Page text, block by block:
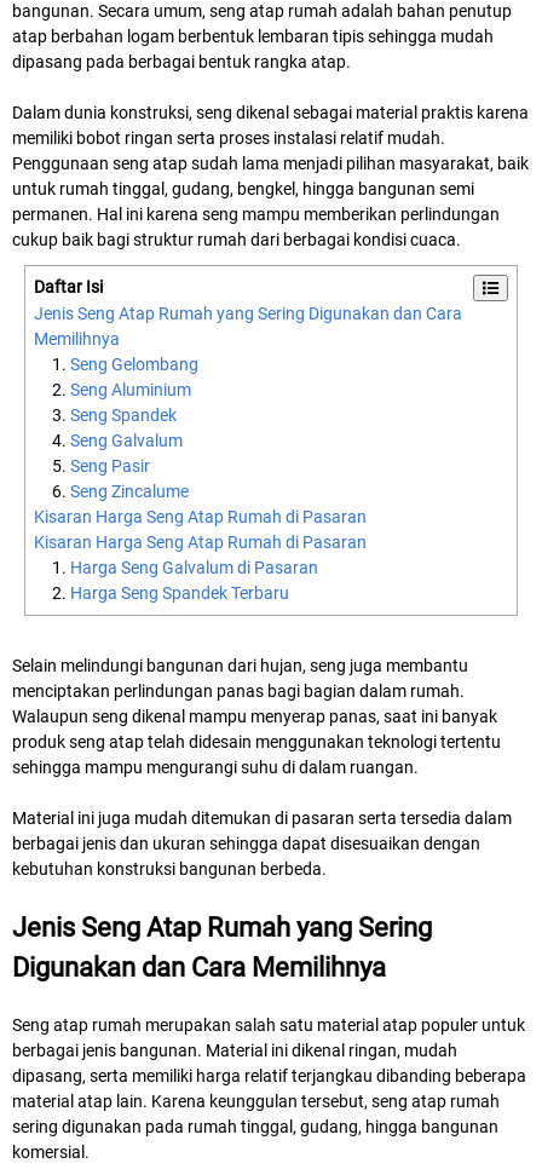
bangunan. Secara umum, seng atap rumah adalah bahan penutup
atap berbahan logam berbentuk lembaran tipis sehingga mudah
dipasang pada berbagai bentuk rangka atap.
Dalam dunia konstruksi, seng dikenal sebagai material praktis karena
memiliki bobot ringan serta proses instalasi relatif mudah.
Penggunaan seng atap sudah lama menjadi pilihan masyarakat, baik
untuk rumah tinggal, gudang, bengkel, hingga bangunan semi
permanen. Hal ini karena seng mampu memberikan perlindungan
cukup baik bagi struktur rumah dari berbagai kondisi cuaca.
Daftar Isi
Jenis Seng Atap Rumah yang Sering Digunakan dan Cara
Memilihnya
Seng Gelombang
Seng Aluminium
Seng Spandek
Seng Galvalum
Seng Pasir
Seng Zincalume
Kisaran Harga Seng Atap Rumah di Pasaran
Kisaran Harga Seng Atap Rumah di Pasaran
Harga Seng Galvalum di Pasaran
Harga Seng Spandek Terbaru
Selain melindungi bangunan dari hujan, seng juga membantu
menciptakan perlindungan panas bagi bagian dalam rumah.
Walaupun seng dikenal mampu menyerap panas, saat ini banyak
produk seng atap telah didesain menggunakan teknologi tertentu
sehingga mampu mengurangi suhu di dalam ruangan.
Material ini juga mudah ditemukan di pasaran serta tersedia dalam
berbagai jenis dan ukuran sehingga dapat disesuaikan dengan
kebutuhan konstruksi bangunan berbeda.
Jenis Seng Atap Rumah yang Sering
Digunakan dan Cara Memilihnya
Seng atap rumah merupakan salah satu material atap populer untuk
berbagai jenis bangunan. Material ini dikenal ringan, mudah
dipasang, serta memiliki harga relatif terjangkau dibanding beberapa
material atap lain. Karena keunggulan tersebut, seng atap rumah
sering digunakan pada rumah tinggal, gudang, hingga bangunan
komersial.